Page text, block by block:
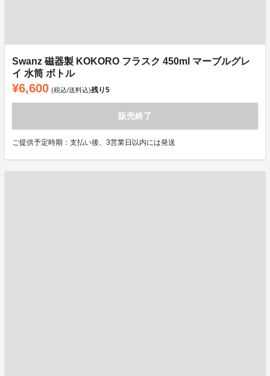
Swanz 磁器製 KOKORO フラスク 450ml マーブルグレ
イ 水筒 ボトル
¥6,600 (税込/送料込)残り5
販売終了
ご提供予定時期：支払い後、3営業日以内には発送